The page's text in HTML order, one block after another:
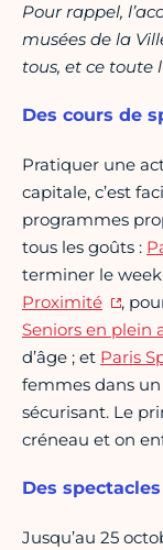
Pour rappel,
musées de la
tous, et ce toute
Des cours de
Pratiquer une
capitale, c’est
programmes
tous les goûts :
terminer le
Proximité
,
Seniors en plein
d’âge ; et Paris
femmes dans
sécurisant. Le
créneau et on
Des
Jusqu’au 25